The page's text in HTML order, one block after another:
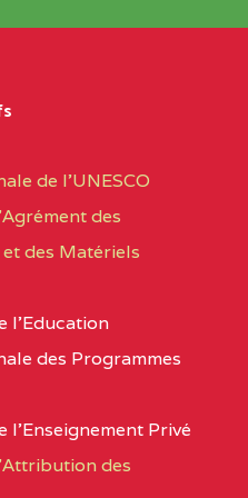
Noms
CETIC DE BOGO
del’Enseignement
du mois de septembre
publics
86 Bilingues
dont 351 Bilingues
avec section bilingue
de l’UNESCO
des
des Matériels
l’Education
des Programmes
l’Enseignement Privé
des